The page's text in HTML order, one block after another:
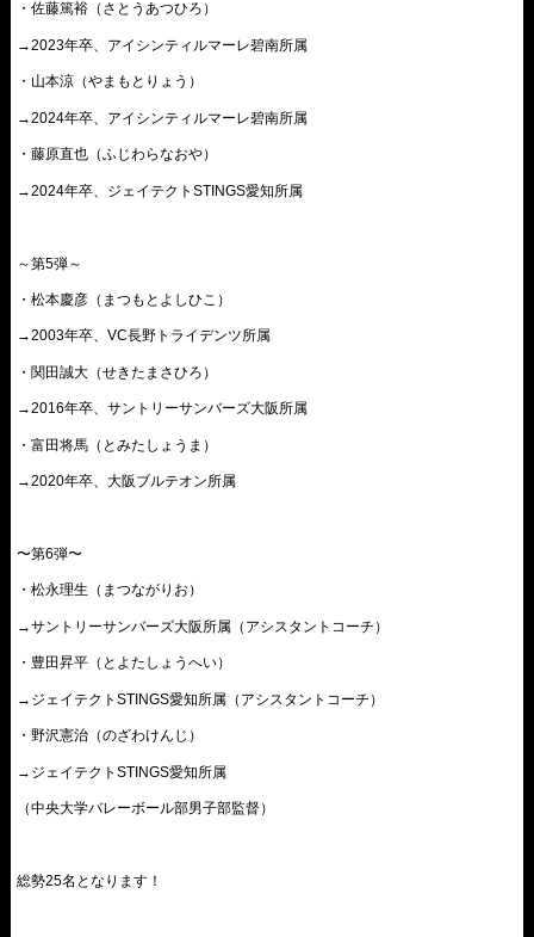
・佐藤篤裕（さとうあつひろ）
→2023年卒、アイシンティルマーレ碧南所属
・山本涼（やまもとりょう）
→2024年卒、アイシンティルマーレ碧南所属
・藤原直也（ふじわらなおや）
→2024年卒、ジェイテクトSTINGS愛知所属
～第5弾～
・松本慶彦（まつもとよしひこ）
→2003年卒、VC長野トライデンツ所属
・関田誠大（せきたまさひろ）
→2016年卒、サントリーサンバーズ大阪所属
・富田将馬（とみたしょうま）
→2020年卒、大阪ブルテオン所属
〜第6弾〜
・松永理生（まつながりお）
→サントリーサンバーズ大阪所属（アシスタントコーチ）
・豊田昇平（とよたしょうへい）
→ジェイテクトSTINGS愛知所属（アシスタントコーチ）
・野沢憲治（のざわけんじ）
→ジェイテクトSTINGS愛知所属
（中央大学バレーボール部男子部監督）
総勢25名となります！